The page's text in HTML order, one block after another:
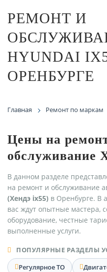
РЕМОНТ И
HYUNDAI
ОРЕНБУРГЕ
Главная Ремонт по маркам
Цены на
обслуживание
В данном разделе
на ремонт и обслуживание
(Хендэ ix55) в Оренбурге. В
вас ждут опытные мастера,
оборудование, честные
выполненные услуги.
ПОПУЛЯРНЫЕ РАЗДЕЛЫ
Регулярное ТО